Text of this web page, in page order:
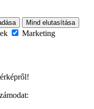
Mind elutasítása
Marketing